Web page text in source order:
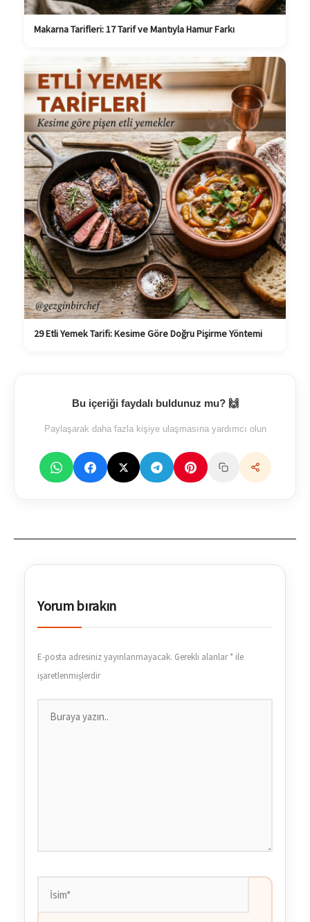
Makarna Tarifleri: 17 Tarif ve Mantıyla Hamur Farkı
29 Etli Yemek Tarifi: Kesime Göre Doğru Pişirme Yöntemi
Bu içeriği faydalı buldunuz mu? 🙌
Paylaşarak daha fazla kişiye ulaşmasına yardımcı olun
Yorum bırakın
E-posta adresiniz yayınlanmayacak. Gerekli alanlar* ile
işaretlenmişlerdir